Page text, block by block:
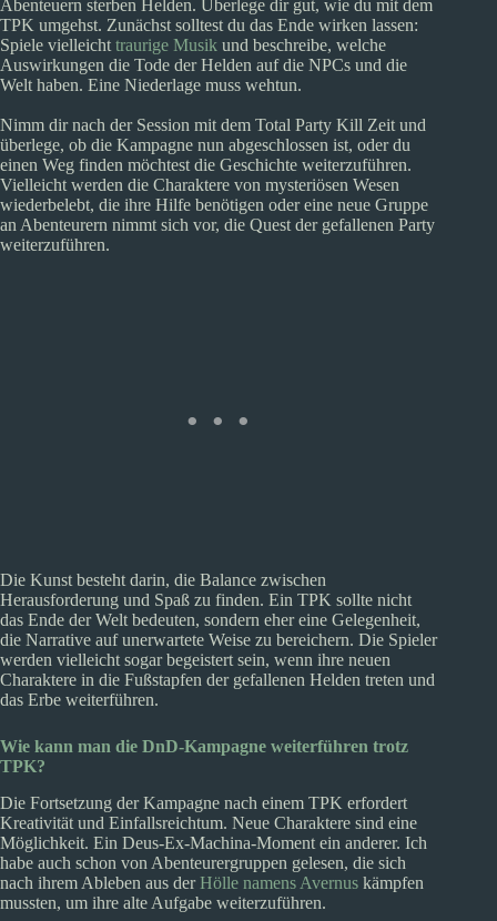
Abenteuern sterben Helden. Überlege dir gut, wie du mit dem
TPK umgehst. Zunächst solltest du das Ende wirken lassen:
Spiele vielleicht traurige Musik und beschreibe, welche
Auswirkungen die Tode der Helden auf die NPCs und die
Welt haben. Eine Niederlage muss wehtun.
Nimm dir nach der Session mit dem Total Party Kill Zeit und
überlege, ob die Kampagne nun abgeschlossen ist, oder du
einen Weg finden möchtest die Geschichte weiterzuführen.
Vielleicht werden die Charaktere von mysteriösen Wesen
wiederbelebt, die ihre Hilfe benötigen oder eine neue Gruppe
an Abenteurern nimmt sich vor, die Quest der gefallenen Party
weiterzuführen.
Die Kunst besteht darin, die Balance zwischen
Herausforderung und Spaß zu finden. Ein TPK sollte nicht
das Ende der Welt bedeuten, sondern eher eine Gelegenheit,
die Narrative auf unerwartete Weise zu bereichern. Die Spieler
werden vielleicht sogar begeistert sein, wenn ihre neuen
Charaktere in die Fußstapfen der gefallenen Helden treten und
das Erbe weiterführen.
Wie kann man die DnD-Kampagne weiterführen trotz
TPK?
Die Fortsetzung der Kampagne nach einem TPK erfordert
Kreativität und Einfallsreichtum. Neue Charaktere sind eine
Möglichkeit. Ein Deus-Ex-Machina-Moment ein anderer. Ich
habe auch schon von Abenteurergruppen gelesen, die sich
nach ihrem Ableben aus derHölle namens Avernus kämpfen
mussten, um ihre alte Aufgabe weiterzuführen.